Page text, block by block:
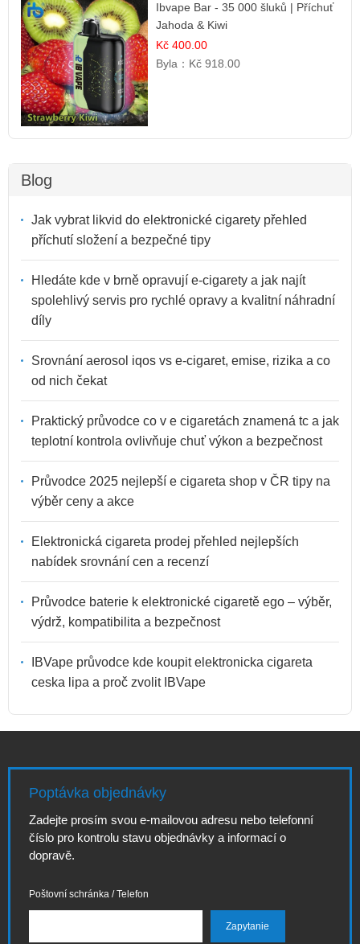
Ibvape Bar - 35 000 šluků | Příchuť
Jahoda & Kiwi
Kč 400.00
Byla： Kč 918.00
Blog
Jak vybrat likvid do elektronické cigarety přehled
příchutí složení a bezpečné tipy
Hledáte kde v brně opravují e-cigarety a jak najít
spolehlivý servis pro rychlé opravy a kvalitní náhradní
díly
Srovnání aerosol iqos vs e-cigaret, emise, rizika a co
od nich čekat
Praktický průvodce co v e cigaretách znamená tc a jak
teplotní kontrola ovlivňuje chuť výkon a bezpečnost
Průvodce 2025 nejlepší e cigareta shop v ČR tipy na
výběr ceny a akce
Elektronická cigareta prodej přehled nejlepších
nabídek srovnání cen a recenzí
Průvodce baterie k elektronické cigaretě ego – výběr,
výdrž, kompatibilita a bezpečnost
IBVape průvodce kde koupit elektronicka cigareta
ceska lipa a proč zvolit IBVape
Poptávka objednávky
Zadejte prosím svou e-mailovou adresu nebo telefonní
číslo pro kontrolu stavu objednávky a informací o
dopravě.
Poštovní schránka / Telefon